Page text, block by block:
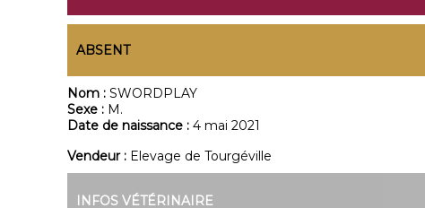
ABSENT
Nom : SWORDPLAY
Sexe : M.
Date de naissance : 4 mai 2021
Vendeur : Elevage de Tourgéville
INFOS VÉTÉRINAIRE